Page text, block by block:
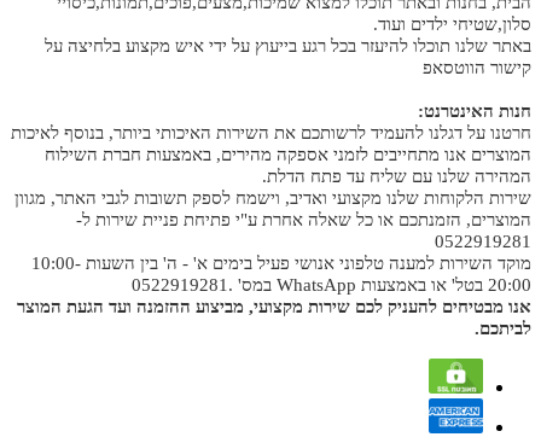
סלון,שטיחי ילדים ועוד.
באתר שלנו תוכלו להיעזר בכל רגע בייעוץ על ידי איש מקצוע בלחיצה על
קישור הווטסאפ
חנות האינטרנט:
חרטנו על דגלנו להעמיד לרשותכם את השירות האיכותי ביותר, בנוסף לאיכות
המוצרים אנו מתחייבים לזמני אספקה מהירים, באמצעות חברת השילוח
המהירה שלנו עם שליח עד פתח הדלת.
שירות הלקוחות שלנו מקצועי ואדיב, וישמח לספק תשובות לגבי האתר, מגוון
המוצרים, הזמנתכם או כל שאלה אחרת ע"י פתיחת פניית שירות ל-
0522919281
מוקד השירות למענה טלפוני אנושי פעיל בימים א' - ה' בין השעות 10:00-
20:00 בטל' או באמצעות WhatsApp במס' .0522919281
אנו מבטיחים להעניק לכם שירות מקצועי, מביצוע ההזמנה ועד הגעת המוצר
לביתכם.